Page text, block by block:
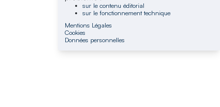
sur le contenu éditorial
sur le fonctionnement technique
Mentions Légales
Cookies
Données personnelles